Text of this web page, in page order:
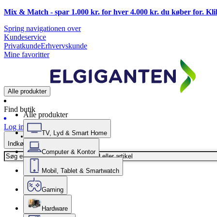
Mix & Match - spar 1.000 kr. for hver 4.000 kr. du køber for.
Spring navigationen over
Kundeservice
PrivatkundeErhvervskunde
Mine favoritter
Alle produkter
Find butik
Log ind
Indkøbskurv
Alle produkter
TV, Lyd & Smart Home
Computer & Kontor
Mobil, Tablet & Smartwatch
Gaming
Hardware